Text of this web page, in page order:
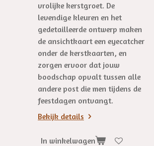
vrolijke kerstgroet. De
levendige kleuren en het
gedetailleerde ontwerp maken
de ansichtkaart een eyecatcher
onder de kerstkaarten, en
zorgen ervoor dat jouw
boodschap opvalt tussen alle
andere post die men tijdens de
feestdagen ontvangt.
Bekijk details
In winkelwagen